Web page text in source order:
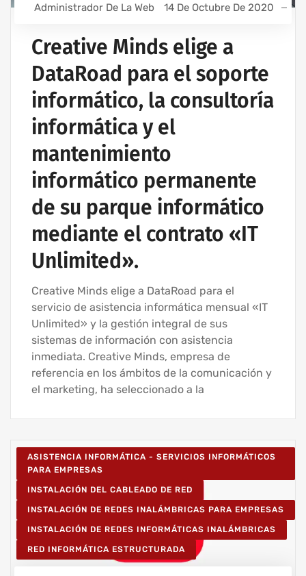
Administrador De La Web 14 De Octubre De 2020
Creative Minds elige a
DataRoad para el soporte
informático, la consultoría
informática y el
mantenimiento
informático permanente
de su parque informático
mediante el contrato «IT
Unlimited».
Creative Minds elige a DataRoad para el
servicio de asistencia informática mensual «IT
Unlimited» y la gestión integral de sus
sistemas de información con asistencia
inmediata. Creative Minds, empresa de
referencia en los ámbitos de la comunicación y
el marketing, ha seleccionado a la
ASISTENCIA INFORMÁTICA - SERVICIOS INFORMÁTICOS
PARA EMPRESAS
INSTALACIÓN DEL CABLEADO DE RED
INSTALACIÓN DE REDES INALÁMBRICAS PARA EMPRESAS
INSTALACIÓN DE REDES INFORMÁTICAS INALÁMBRICAS
RED INFORMÁTICA ESTRUCTURADA